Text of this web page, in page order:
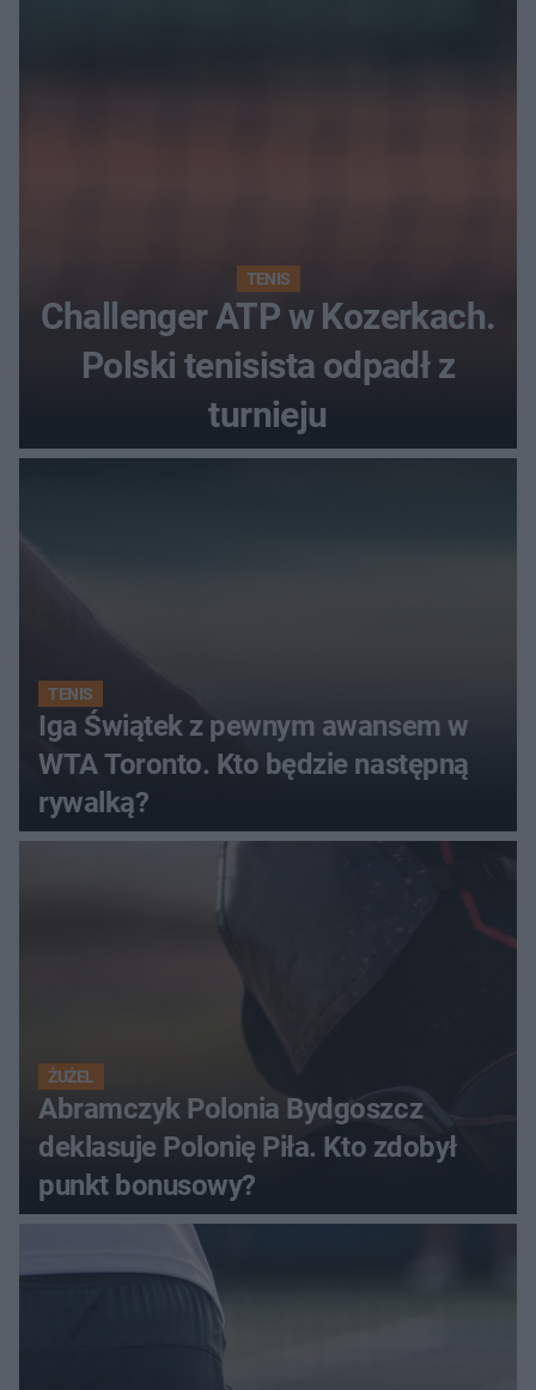
TENIS
Challenger ATP w Kozerkach.
Polski tenisista odpadł z
turnieju
TENIS
Iga Świątek z pewnym awansem w
WTA Toronto. Kto będzie następną
rywalką?
ŻUŻEL
Abramczyk Polonia Bydgoszcz
deklasuje Polonię Piła. Kto zdobył
punkt bonusowy?